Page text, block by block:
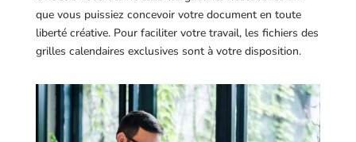
que vous puissiez concevoir votre document en toute
liberté créative. Pour faciliter votre travail, les fichiers des
grilles calendaires exclusives sont à votre disposition.